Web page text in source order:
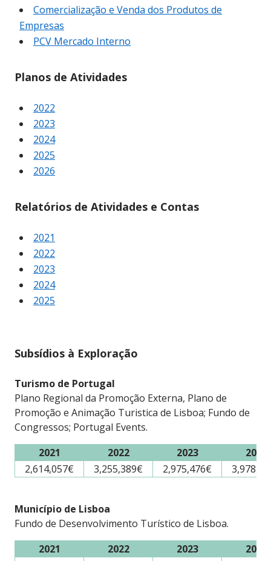
Comercialização e Venda dos Produtos de
Empresas
PCV Mercado Interno
Planos de Atividades
2022
2023
2024
2025
2026
Relatórios de Atividades e Contas
2021
2022
2023
2024
2025
Subsídios à Exploração
Turismo de Portugal
Plano Regional da Promoção Externa, Plano de
Promoção e Animação Turistica de Lisboa; Fundo de
Congressos; Portugal Events.
2021
2022 2023
2024
2,614,057€
3,255,389€ 2,975,476€
Município de Lisboa
Fundo de Desenvolvimento Turístico de Lisboa.
2021
2022 2023
2024